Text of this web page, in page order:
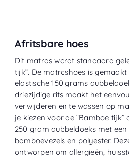
Afritsbare hoes
Dit matras wordt standaard
tijk”. De matrashoes is
elastische 150 grams
driezijdige rits maakt het
verwijderen en te wassen op
je kiezen voor de “Bamboe tijk”
250 gram dubbeldoeks met een
bamboevezels en polyester.
ontworpen om allergieën,